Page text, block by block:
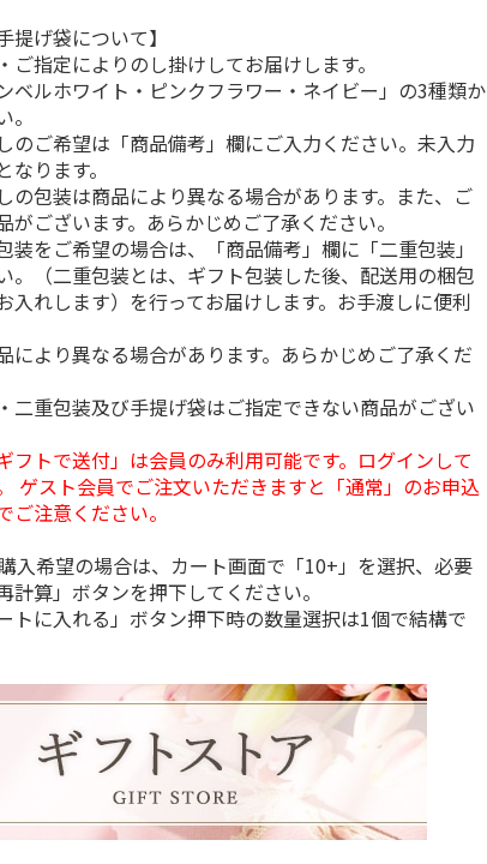
提げ袋について】
指定によりのし掛けしてお届けします。
ベルホワイト・ピンクフラワー・ネイビー」の3種類か
ご希望は「商品備考」欄にご入力ください。未入力
ります。
の包装は商品により異なる場合があります。また、ご
がございます。あらかじめご了承ください。
をご希望の場合は、「商品備考」欄に「二重包装」
。（二重包装とは、ギフト包装した後、配送用の梱包
入れします）を行ってお届けします。お手渡しに便利
により異なる場合があります。あらかじめご了承くだ
二重包装及び手提げ袋はご指定できない商品がござい
フトで送付」は会員のみ利用可能です。ログインして
ゲスト会員でご注文いただきますと「通常」のお申込
ご注意ください。
入希望の場合は、カート画面で「10+」を選択、必要
計算」ボタンを押下してください。
トに入れる」ボタン押下時の数量選択は1個で結構で